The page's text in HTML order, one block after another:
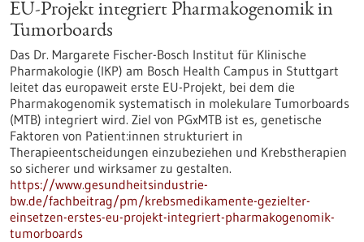
EU-Projekt integriert Pharmakogenomik in
Tumorboards
Das Dr. Margarete Fischer-Bosch Institut für Klinische
Pharmakologie (IKP) am Bosch Health Campus in Stuttgart
leitet das europaweit erste EU-Projekt, bei dem die
Pharmakogenomik systematisch in molekulare Tumorboards
(MTB) integriert wird. Ziel von PGxMTB ist es, genetische
Faktoren von Patient:innen strukturiert in
Therapieentscheidungen einzubeziehen und Krebstherapien
so sicherer und wirksamer zu gestalten.
https://www.gesundheitsindustrie-
bw.de/fachbeitrag/pm/krebsmedikamente-gezielter-
einsetzen-erstes-eu-projekt-integriert-pharmakogenomik-
tumorboards